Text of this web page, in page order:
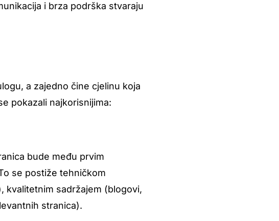
i brza podrška stvaraju
a zajedno čine cjelinu koja
pokazali najkorisnijima:
bude među prvim
se postiže tehničkom
kvalitetnim sadržajem (blogovi,
stranica).